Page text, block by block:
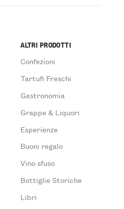
ALTRI PRODOTTI
Confezioni
Tartufi Freschi
Gastronomia
Grappe & Liquori
Esperienze
Buoni regalo
Vino sfuso
Bottiglie Storiche
Libri